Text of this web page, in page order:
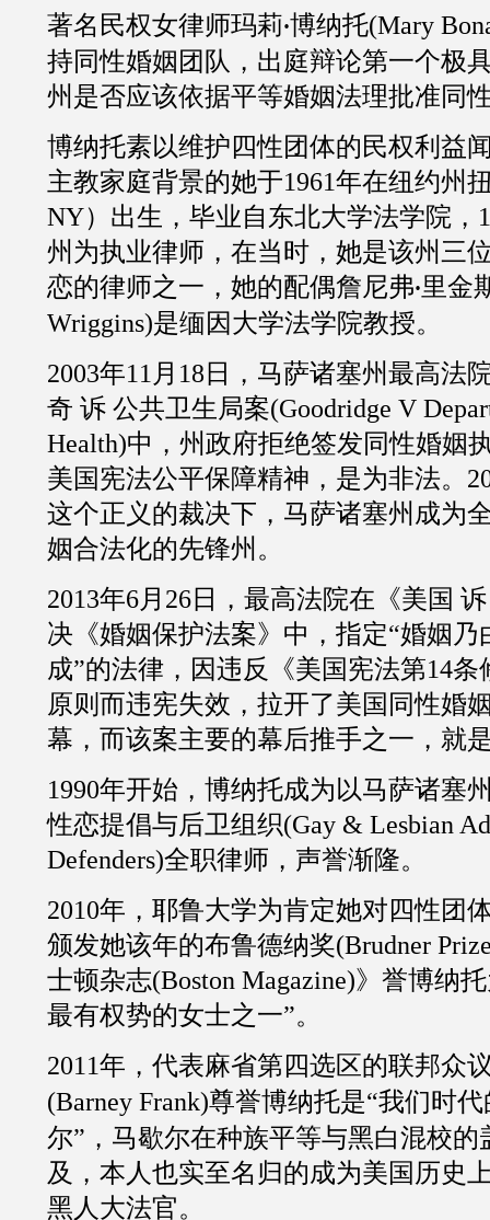
著名民权女律师玛莉·博纳托(Mary
持同性婚姻团队，出庭辩论第一个极
州是否应该依据平等婚姻法理批准同
博纳托素以维护四性团体的民权利益
主教家庭背景的她于1961年在纽约州
NY）出生，毕业自东北大学法学院，
州为执业律师，在当时，她是该州三
恋的律师之一，她的配偶詹尼弗·里金
Wriggins)是缅因大学法学院教授。
2003年11 月 18 日，马萨诸塞州最高法
奇 诉 公共卫生局案(Goodridge V
Health)中，州政府拒绝签发同性婚姻
美国宪法公平保障精神，是为非法。
这个正义的裁决下，马萨诸塞州成为
姻合法化的先锋州。
2013年6月 26日，最高法院在《美国 诉
决《婚姻保护法案》中，指定“婚姻乃
成”的法律，因违反《美国宪法第14条
原则而违宪失效，拉开了美国同性婚
幕，而该案主要的幕后推手之一，就
1990年开始，博纳托成为以马萨诸塞
性恋提倡与后卫组织(Gay & Lesbian
Defenders)全职律师，声誉渐隆。
2010年，耶鲁大学为肯定她对四性团
颁发她该年的布鲁德纳奖(Brudner
士顿杂志(Boston Magazine)》誉博纳
最有权势的女士之一”。
2011年，代表麻省第四选区的联邦众
(Barney Frank)尊誉博纳托是“我们时
尔”，马歇尔在种族平等与黑白混校
及，本人也实至名归的成为美国历史
黑人大法官。